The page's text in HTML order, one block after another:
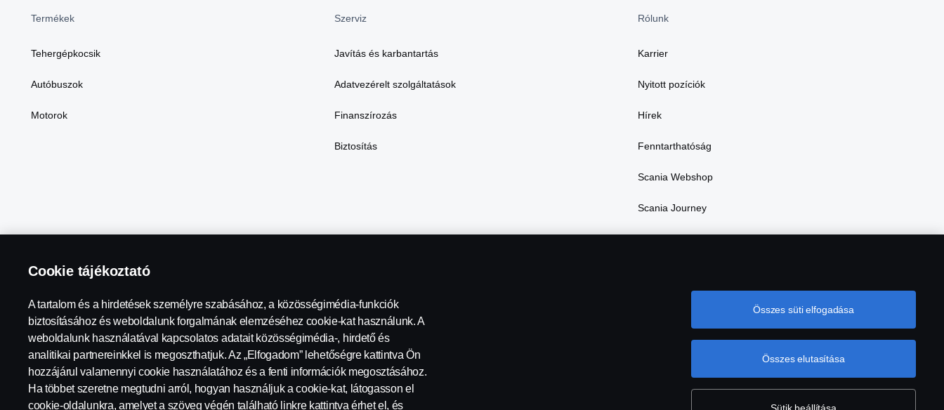
Termékek
Tehergépkocsik
Autóbuszok
Motorok
Szerviz
Javítás és karbantartás
Adatvezérelt szolgáltatások
Finanszírozás
Biztosítás
Rólunk
Karrier
Nyitott pozíciók
Hírek
Fenntarthatóság
Scania Webshop
Scania Journey
Scania in Your Region: Magyarország
Jogi nyilatkozat Adatvédelmi nyilatkozat Lépjen Velünk kapcsolatba Általános Szerződési Feltételek Süti szabályzat Cookie tájékoztató
Cookie tájékoztató
A tartalom és a hirdetések személyre szabásához, a közösségimédia-funkciók
biztosításához és weboldalunk forgalmának elemzéséhez cookie-kat használunk. A
weboldalunk használatával kapcsolatos adatait közösségimédia-, hirdető és
analitikai partnereinkkel is megoszthatjuk. Az „Elfogadom” lehetőségre kattintva Ön
hozzájárul valamennyi cookie használatához és a fenti információk megosztásához.
Ha többet szeretne megtudni arról, hogyan használjuk a cookie-kat, látogasson el
cookie-oldalunkra, amelyet a szöveg végén található linkre kattintva érhet el, és
Összes elutasítása
Összes süti elfogadása